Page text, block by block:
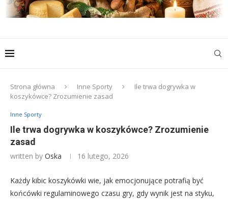
Strona główna Inne Sporty
Ile trwa dogrywka w
koszykówce? Zrozumienie zasad
Inne Sporty
Ile trwa dogrywka w koszykówce? Zrozumienie
zasad
written by Oska 16 lutego, 2026
Każdy kibic koszykówki wie, jak emocjonujące potrafią być
końcówki regulaminowego czasu gry, gdy wynik jest na styku,